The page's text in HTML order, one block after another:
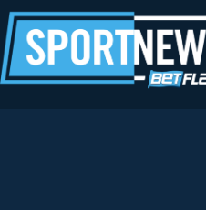
al
contenuto